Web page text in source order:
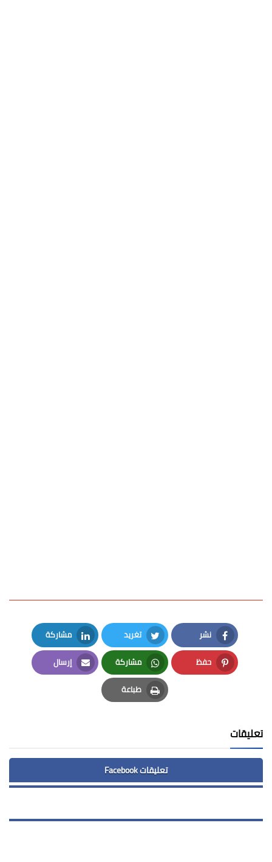
نشر
Facebook
تغريد
Twitter
مشاركة
LinkedIn
حفظ
Pinterest
مشاركة
Whatsapp
إرسال
Email
طباعة
Print
تعليقات
تعليقات Facebook